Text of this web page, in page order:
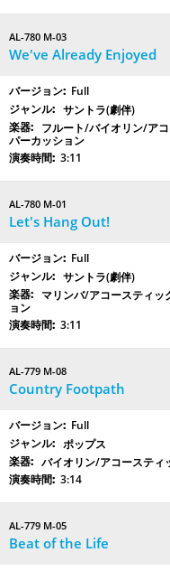
AL-780 M-03
We've Already Enjoyed
Full
サントラ(劇伴)
フルート/バイオリン/ア
パーカッション
3:11
AL-780 M-01
Let's Hang Out!
Full
サントラ(劇伴)
マリンバ/アコースティ
ョン
3:11
AL-779 M-08
Country Footpath
Full
ポップス
バイオリン/アコースティ
3:14
AL-779 M-05
Beat of the Life